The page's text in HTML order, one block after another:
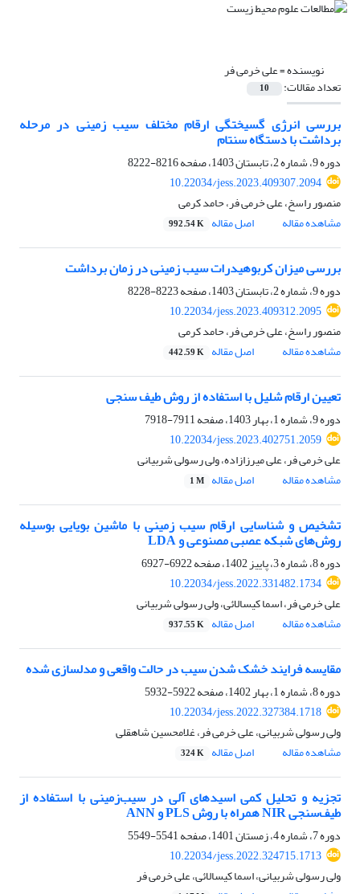
نویسنده =علی خرمی فر
تعداد مقالات: 10
بررسی انرژی گسیختگی ارقام مختلف سیب زمینی در مرحله
برداشت با دستگاه سنتام
دوره 9، شماره 2، تابستان 1403، صفحه
8216-8222
10.22034/jess.2023.409307.2094
منصور راسخ، علی خرمی فر، حامد کرمی
مشاهده مقاله
اصل مقاله 992.54 K
بررسی میزان کربوهیدرات سیب زمینی در زمان برداشت
دوره 9، شماره 2، تابستان 1403، صفحه
8223-8228
10.22034/jess.2023.409312.2095
منصور راسخ، علی خرمی فر، حامد کرمی
مشاهده مقاله
اصل مقاله 442.59 K
تعیین ارقام شلیل با استفاده از روش طیف سنجی
دوره 9، شماره 1، بهار 1403، صفحه
7911-7918
10.22034/jess.2023.402751.2059
علی خرمی فر، علی میرزازاده، ولی رسولی شربیانی
مشاهده مقاله
اصل مقاله 1 M
تشخیص و شناسایی ارقام سیب زمینی با ماشین بویایی بوسیله
روش‌های شبکه عصبی مصنوعی و LDA
دوره 8، شماره 3، پاییز 1402، صفحه
6922-6927
10.22034/jess.2022.331482.1734
علی خرمی فر، اسما کیسالائی، ولی رسولی شربیانی
مشاهده مقاله
اصل مقاله 937.55 K
مقایسه فرایند خشک شدن سیب در حالت واقعی و مدلسازی شده
دوره 8، شماره 1، بهار 1402، صفحه
5922-5932
10.22034/jess.2022.327384.1718
ولی رسولی شربیانی، علی خرمی فر، غلامحسین شاهقلی
مشاهده مقاله
اصل مقاله 324 K
تجزیه و تحلیل کمی اسیدهای آلی در سیب‌زمینی با استفاده از
طیف‌سنجی NIR همراه با روش PLS و ANN
دوره 7، شماره 4، زمستان 1401، صفحه
5541-5549
10.22034/jess.2022.324715.1713
ولی رسولی شربیانی، اسما کیسالائی، علی خرمی فر